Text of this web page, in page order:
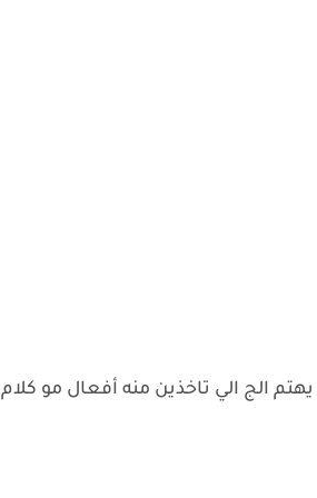
الج الي تاخذين منه أفعال مو كلام